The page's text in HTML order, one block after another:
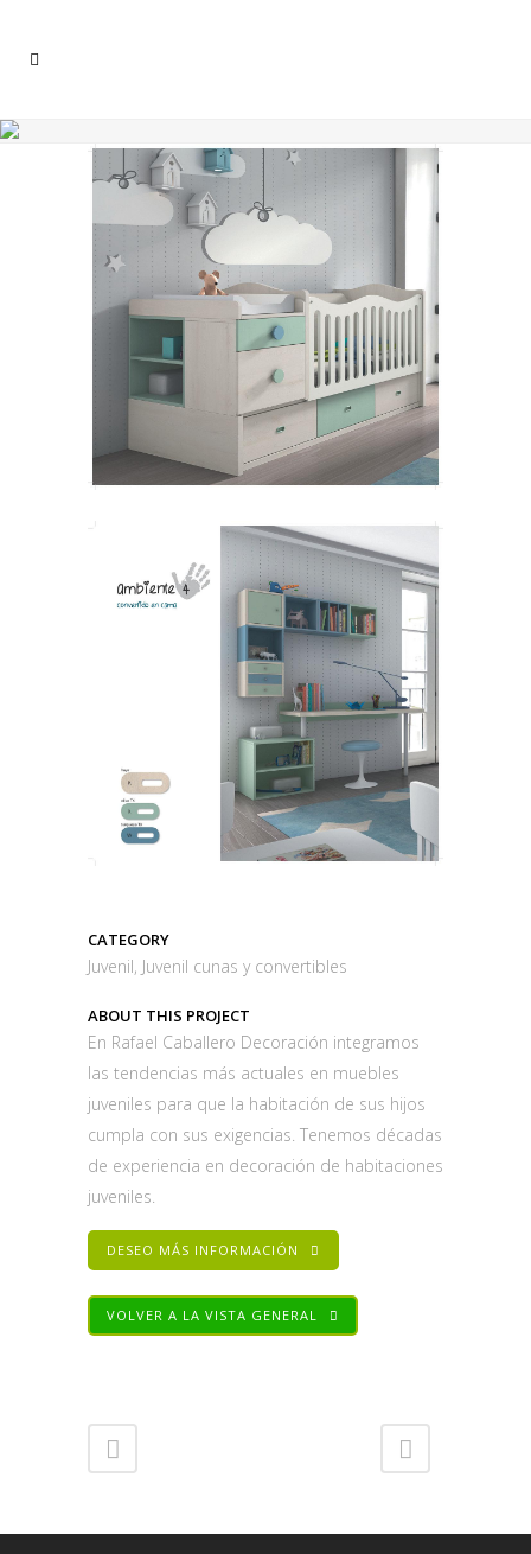
CATEGORY
Juvenil, Juvenil cunas y convertibles
ABOUT THIS PROJECT
En Rafael Caballero Decoración integramos
las tendencias más actuales en muebles
juveniles para que la habitación de sus hijos
cumpla con sus exigencias. Tenemos décadas
de experiencia en decoración de habitaciones
juveniles.
DESEO MÁS INFORMACIÓN
VOLVER A LA VISTA GENERAL